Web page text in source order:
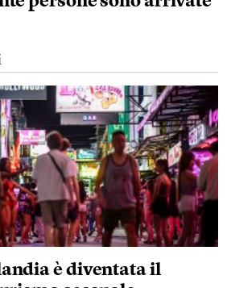
è diventata il